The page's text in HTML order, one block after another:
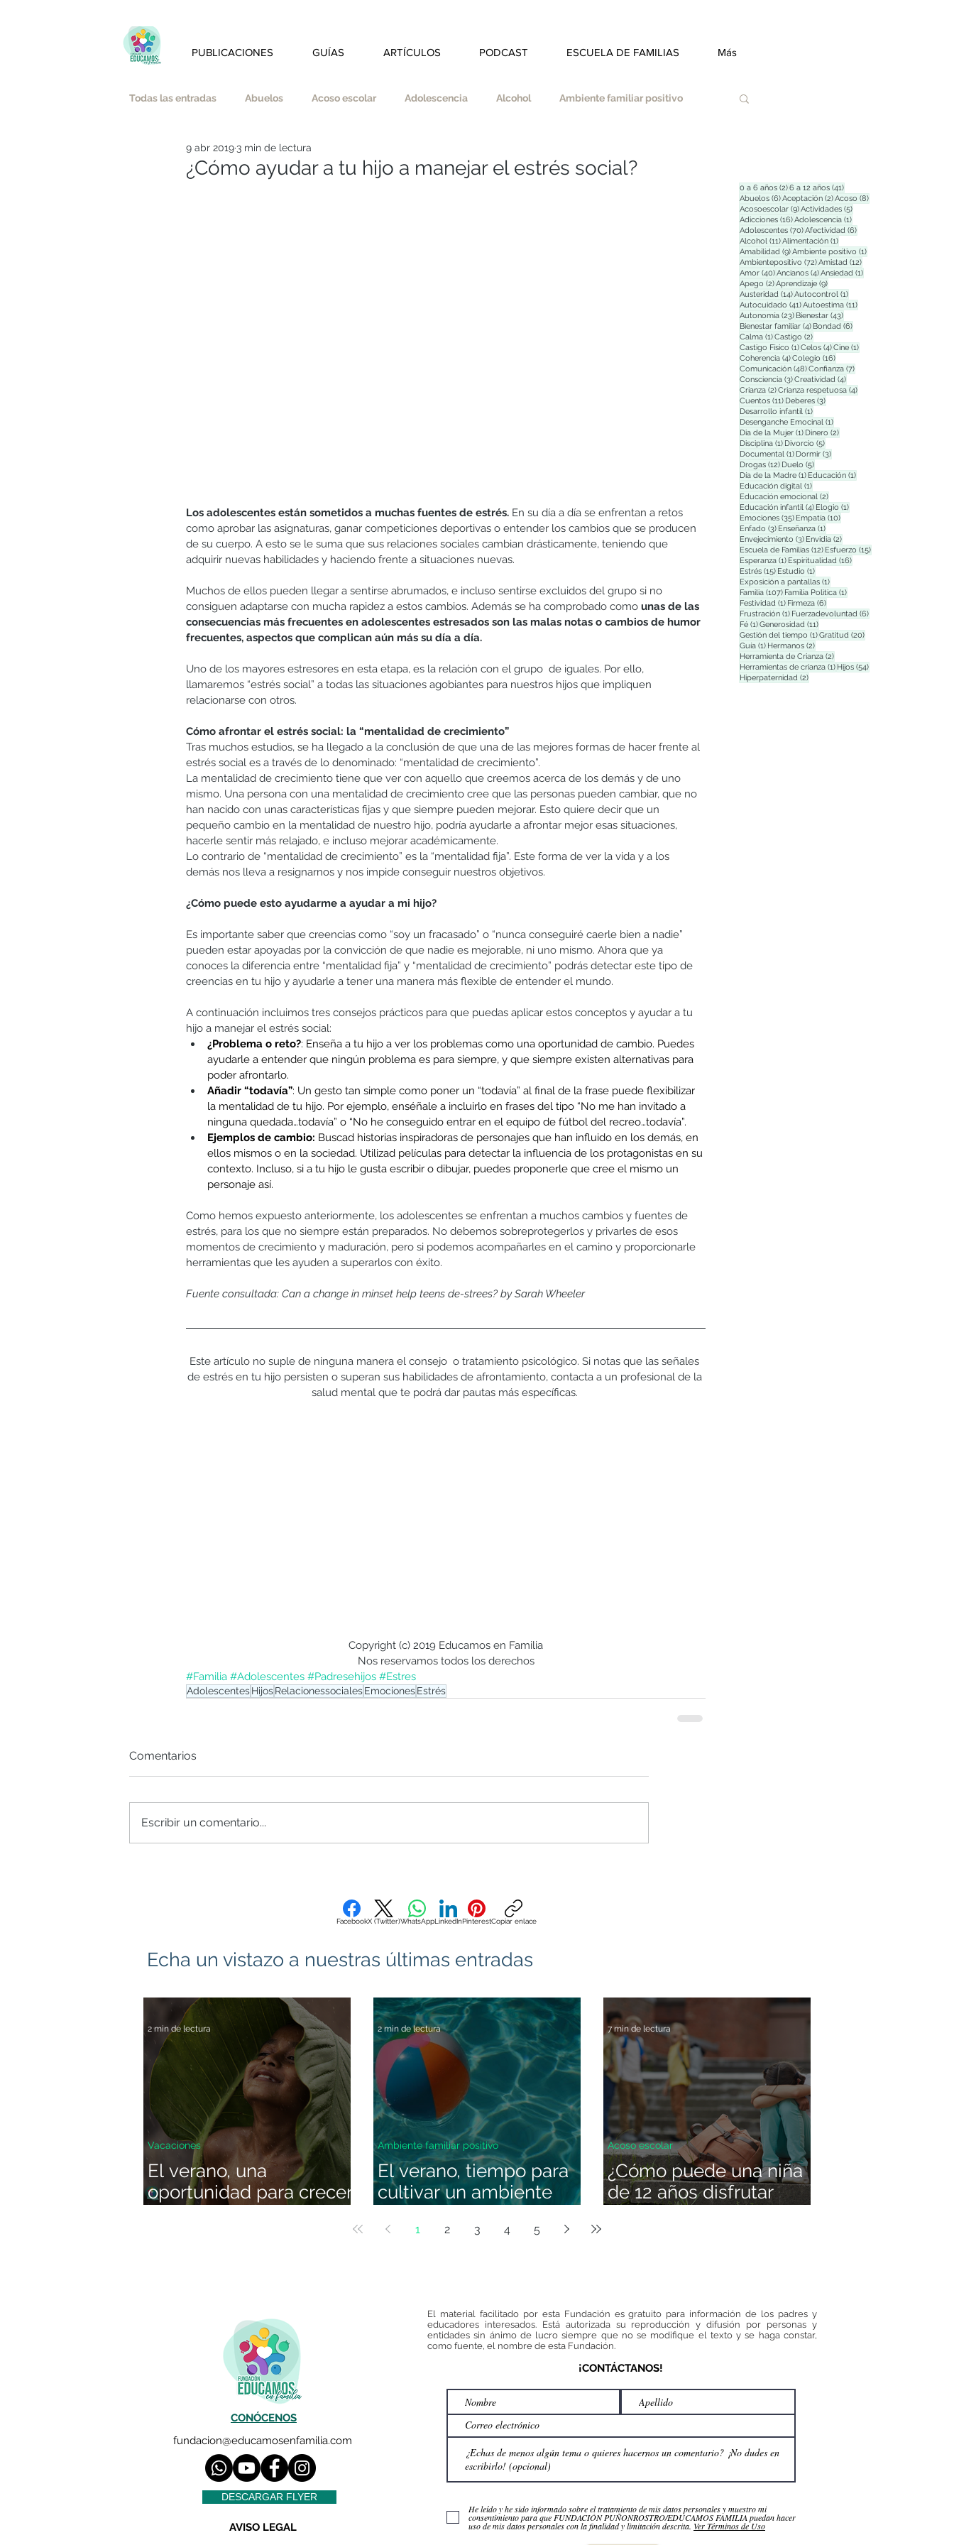
PUBLICACIONES GUÍAS ARTÍCULOS PODCAST ESCUELA DE FAMILIAS Más
Todas las entradas Abuelos Acoso escolar Adolescencia Alcohol Ambiente familiar positivo
Amistad Amor Austeridad
¿Cómo ayudar a tu hijo a manejar el estrés social?
9 abr 2019 3 min de lectura
Los adolescentes están sometidos a muchas fuentes de estrés. En su día a día se enfrentan a retos
como aprobar las asignaturas, ganar competiciones deportivas o entender los cambios que se producen
de su cuerpo. A esto se le suma que sus relaciones sociales cambian drásticamente, teniendo que
adquirir nuevas habilidades y haciendo frente a situaciones nuevas.
Muchos de ellos pueden llegar a sentirse abrumados, e incluso sentirse excluidos del grupo si no
consiguen adaptarse con mucha rapidez a estos cambios. Además se ha comprobado como unas de las
consecuencias más frecuentes en adolescentes estresados son las malas notas o cambios de humor
frecuentes, aspectos que complican aún más su día a día.
Uno de los mayores estresores en esta etapa, es la relación con el grupo  de iguales. Por ello,
llamaremos “estrés social” a todas las situaciones agobiantes para nuestros hijos que impliquen
relacionarse con otros.
Cómo afrontar el estrés social: la “mentalidad de crecimiento”
Tras muchos estudios, se ha llegado a la conclusión de que una de las mejores formas de hacer frente al
estrés social es a través de lo denominado: “mentalidad de crecimiento”.
La mentalidad de crecimiento tiene que ver con aquello que creemos acerca de los demás y de uno
mismo. Una persona con una mentalidad de crecimiento cree que las personas pueden cambiar, que no
han nacido con unas características fijas y que siempre pueden mejorar. Esto quiere decir que un
pequeño cambio en la mentalidad de nuestro hijo, podría ayudarle a afrontar mejor esas situaciones,
hacerle sentir más relajado, e incluso mejorar académicamente.
Lo contrario de “mentalidad de crecimiento” es la “mentalidad fija”. Este forma de ver la vida y a los
demás nos lleva a resignarnos y nos impide conseguir nuestros objetivos.
¿Cómo puede esto ayudarme a ayudar a mi hijo?
Es importante saber que creencias como “soy un fracasado” o “nunca conseguiré caerle bien a nadie”
pueden estar apoyadas por la convicción de que nadie es mejorable, ni uno mismo. Ahora que ya
conoces la diferencia entre “mentalidad fija” y “mentalidad de crecimiento” podrás detectar este tipo de
creencias en tu hijo y ayudarle a tener una manera más flexible de entender el mundo.
A continuación incluimos tres consejos prácticos para que puedas aplicar estos conceptos y ayudar a tu
hijo a manejar el estrés social:
¿Problema o reto?: Enseña a tu hijo a ver los problemas como una oportunidad de cambio. Puedes
ayudarle a entender que ningún problema es para siempre, y que siempre existen alternativas para
poder afrontarlo.
Añadir “todavía”: Un gesto tan simple como poner un “todavía” al final de la frase puede flexibilizar
la mentalidad de tu hijo. Por ejemplo, enséñale a incluirlo en frases del tipo “No me han invitado a
ninguna quedada…todavía” o “No he conseguido entrar en el equipo de fútbol del recreo…todavía”.
Ejemplos de cambio: Buscad historias inspiradoras de personajes que han influido en los demás, en
ellos mismos o en la sociedad. Utilizad películas para detectar la influencia de los protagonistas en su
contexto. Incluso, si a tu hijo le gusta escribir o dibujar, puedes proponerle que cree el mismo un
personaje así.
Como hemos expuesto anteriormente, los adolescentes se enfrentan a muchos cambios y fuentes de
estrés, para los que no siempre están preparados. No debemos sobreprotegerlos y privarles de esos
momentos de crecimiento y maduración, pero si podemos acompañarles en el camino y proporcionarle
herramientas que les ayuden a superarlos con éxito.
Fuente consultada: Can a change in minset help teens de-strees? by Sarah Wheeler
Este artículo no suple de ninguna manera el consejo  o tratamiento psicológico. Si notas que las señales
de estrés en tu hijo persisten o superan sus habilidades de afrontamiento, contacta a un profesional de la
salud mental que te podrá dar pautas más específicas.
Copyright (c) 2019 Educamos en Familia
Nos reservamos todos los derechos
#Familia #Adolescentes #Padresehijos #Estres
AdolescentesHijosRelacionessocialesEmocionesEstrés
Comentarios
Escribir un comentario...
0 a 6 años (2)2 entradas
6 a 12 años (41)41 entradas
Abuelos (6)6 entradas
Aceptación (2)2 entradas
Acoso (8)8 entradas
Acosoescolar (9)9 entradas
Actividades (5)5 entradas
Adicciones (16)16 entradas
Adolescencia (1)1 entrada
Adolescentes (70)70 entradas
Afectividad (6)6 entradas
Alcohol (11)11 entradas
Alimentación (1)1 entrada
Amabilidad (9)9 entradas
Ambiente positivo (1)1 entrada
Ambientepositivo (72)72 entradas
Amistad (12)12 entradas
Amor (40)40 entradas
Ancianos (4)4 entradas
Ansiedad (1)1 entrada
Apego (2)2 entradas
Aprendizaje (9)9 entradas
Austeridad (14)14 entradas
Autocontrol (1)1 entrada
Autocuidado (41)41 entradas
Autoestima (11)11 entradas
Autonomía (23)23 entradas
Bienestar (43)43 entradas
Bienestar familiar (4)4 entradas
Bondad (6)6 entradas
Calma (1)1 entrada
Castigo (2)2 entradas
Castigo Físico (1)1 entrada
Celos (4)4 entradas
Cine (1)1 entrada
Coherencia (4)4 entradas
Colegio (16)16 entradas
Comunicación (48)48 entradas
Confianza (7)7 entradas
Consciencia (3)3 entradas
Creatividad (4)4 entradas
Crianza (2)2 entradas
Crianza respetuosa (4)4 entradas
Cuentos (11)11 entradas
Deberes (3)3 entradas
Desarrollo infantil (1)1 entrada
Desenganche Emocinal (1)1 entrada
Dia de la Mujer (1)1 entrada
Dinero (2)2 entradas
Disciplina (1)1 entrada
Divorcio (5)5 entradas
Documental (1)1 entrada
Dormir (3)3 entradas
Drogas (12)12 entradas
Duelo (5)5 entradas
Día de la Madre (1)1 entrada
Educación (1)1 entrada
Educación digital (1)1 entrada
Educación emocional (2)2 entradas
Educación infantil (4)4 entradas
Elogio (1)1 entrada
Emociones (35)35 entradas
Empatía (10)10 entradas
Enfado (3)3 entradas
Enseñanza (1)1 entrada
Envejecimiento (3)3 entradas
Envidia (2)2 entradas
Escuela de Familias (12)12 entradas
Esfuerzo (15)15 entradas
Esperanza (1)1 entrada
Espiritualidad (16)16 entradas
Estrés (15)15 entradas
Estudio (1)1 entrada
Exposición a pantallas (1)1 entrada
Familia (107)107 entradas
Familia Polìtica (1)1 entrada
Festividad (1)1 entrada
Firmeza (6)6 entradas
Frustración (1)1 entrada
Fuerzadevoluntad (6)6 entradas
Fé (1)1 entrada
Generosidad (11)11 entradas
Gestión del tiempo (1)1 entrada
Gratitud (20)20 entradas
Guía (1)1 entrada
Hermanos (2)2 entradas
Herramienta de Crianza (2)2 entradas
Herramientas de crianza (1)1 entrada
Hijos (54)54 entradas
Hiperpaternidad (2)2 entradas
FacebookX (Twitter)WhatsAppLinkedInPinterestCopiar enlace
Echa un vistazo a nuestras últimas entradas
El verano, una
oportunidad para crecer
Vacaciones
2 min de lectura
El verano, tiempo para
cultivar un ambiente
Ambiente familiar positivo
2 min de lectura
¿Cómo puede una niña
de 12 años disfrutar
Acoso escolar
7 min de lectura
1 2 3 4 5
CONÓCENOS
fundacion@educamosenfamilia.com
DESCARGAR FLYER
AVISO LEGAL
El material facilitado por esta Fundación es gratuito para información de los padres y
educadores interesados. Está autorizada su reproducción y difusión por personas y
entidades sin ánimo de lucro siempre que no se modifique el texto y se haga constar,
como fuente, el nombre de esta Fundación.
¡CONTÁCTANOS!
He leído y he sido informado sobre el tratamiento de mis datos personales y muestro mi
consentimiento para que FUNDACIÓN PUÑONROSTRO/EDUCAMOS FAMILIA puedan hacer
uso de mis datos personales con la finalidad y limitación descrita. Ver Términos de Uso